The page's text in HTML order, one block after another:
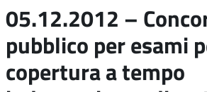
05.12.2012 –
pubblico per esami
copertura a tempo